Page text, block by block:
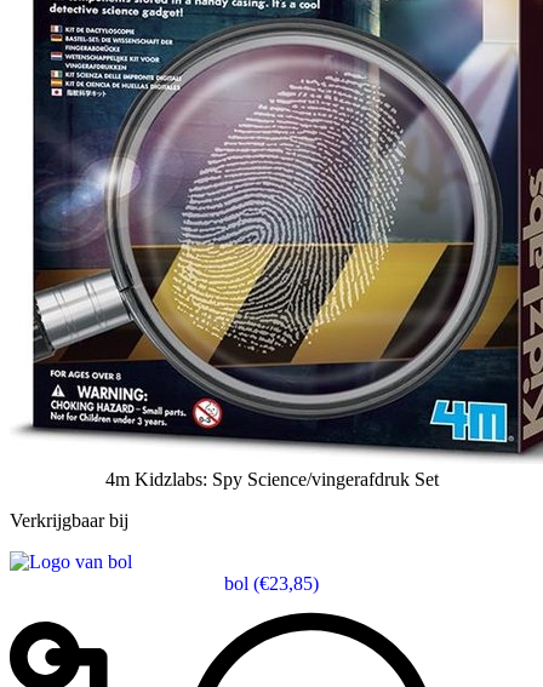
4m Kidzlabs: Spy Science/vingerafdruk Set
Verkrijgbaar bij
bol (€23,85)